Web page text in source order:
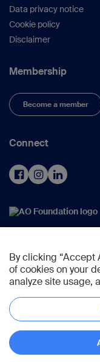
Data privacy notice
Cookie policy
Disclaimer
Membership
Become a member
Connect
Copyright © 2023 -AO
By clicking “Accept
of cookies on your
analyze site usage,